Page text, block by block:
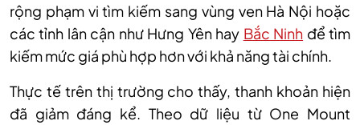
rộng phạm vi tìm kiếm sang vùng ven Hà Nội hoặc
các tỉnh lân cận như Hưng Yên hay Bắc Ninh để tìm
kiếm mức giá phù hợp hơn với khả năng tài chính.
Thực tế trên thị trường cho thấy, thanh khoản hiện
đã giảm đáng kể. Theo dữ liệu từ One Mount